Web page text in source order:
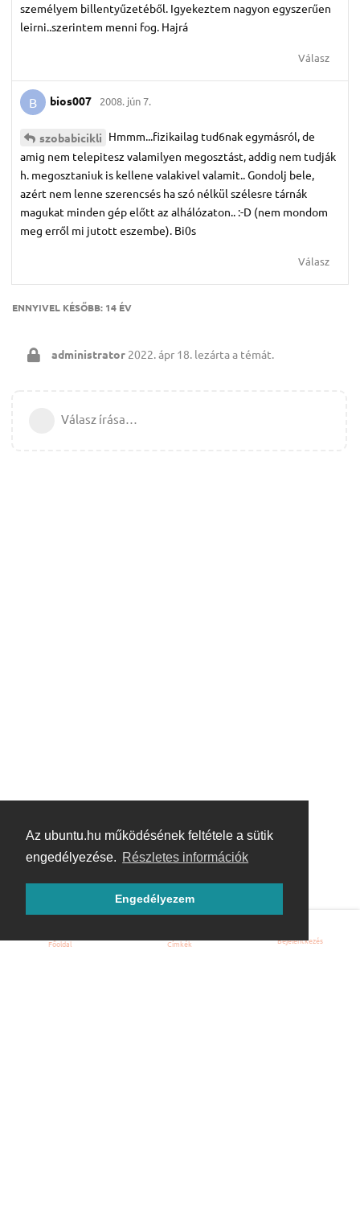
Az ubuntu.hu működésének feltétele a sütik
engedélyezése. Részletes információk
Engedélyezem
személyem billentyűzetéből. Igyekeztem nagyon egyszerűen
leirni..szerintem menni fog. Hajrá
Válasz
B bios007 2008. jún 7.
szobabicikli Hmmm...fizikailag tud6nak egymásról, de
amig nem telepitesz valamilyen megosztást, addig nem tudják
h. megosztaniuk is kellene valakivel valamit.. Gondolj bele,
azért nem lenne szerencsés ha szó nélkül szélesre tárnák
magukat minden gép előtt az alhálózaton.. :-D (nem mondom
meg erről mi jutott eszembe). Bi0s
Válasz
ENNYIVEL KÉSŐBB: 14 ÉV
administrator 2022. ápr 18. lezárta a témát.
Válasz írása…
Főoldal Címkék Bejelentkezés